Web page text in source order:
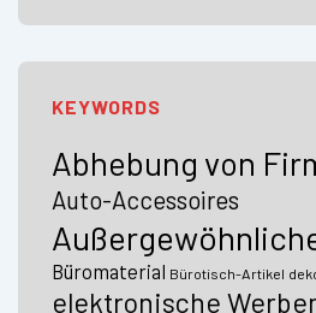
KEYWORDS
Abhebung von
Auto-Accessoires
Büromaterial Bürotisch-Artikel
elektronische